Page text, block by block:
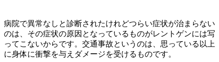
病院で異常なしと診断されたけれどつらい症状が治まらない
のは、その症状の原因となっているものがレントゲンには写
ってこないからです。交通事故というのは、思っている以上
に身体に衝撃を与えダメージを受けるものです。